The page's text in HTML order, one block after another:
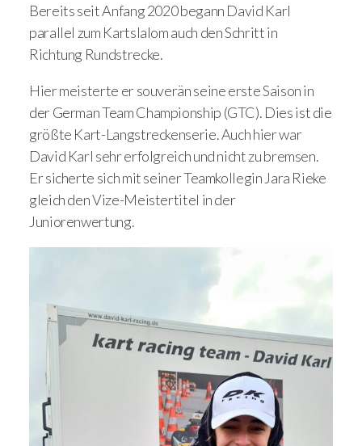
Bereits seit Anfang 2020 begann David Karl
parallel zum Kartslalom auch den Schritt in
Richtung Rundstrecke.
Hier meisterte er souverän seine erste Saison in
der German Team Championship (GTC). Dies ist die
größte Kart-Langstreckenserie. Auch hier war
David Karl sehr erfolgreich und nicht zu bremsen.
Er sicherte sich mit seiner Teamkollegin Jara Rieke
gleich den Vize-Meistertitel in der
Juniorenwertung.